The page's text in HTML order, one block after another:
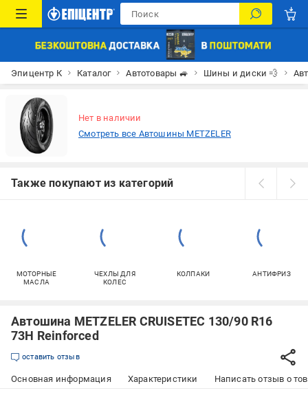
Эпицентр К Каталог Автотовары 🚙 Шины и диски 💨
Нет в наличии
Смотреть все Автошины METZELER
Также покупают из категорий
МОТОРНЫЕ
МАСЛА
ЧЕХЛЫ ДЛЯ
КОЛЕС
КОЛПАКИ АНТИФРИЗ
Автошина METZELER CRUISETEC 130/90 R16
73H Reinforced
оставить отзыв
Основная информация Характеристики Написать отзыв о